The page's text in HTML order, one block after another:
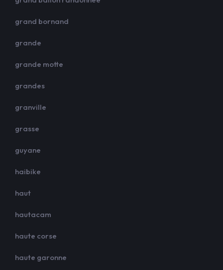
grand bornand
grande
grande motte
grandes
granville
grasse
guyane
haibike
haut
hautacam
haute corse
haute garonne